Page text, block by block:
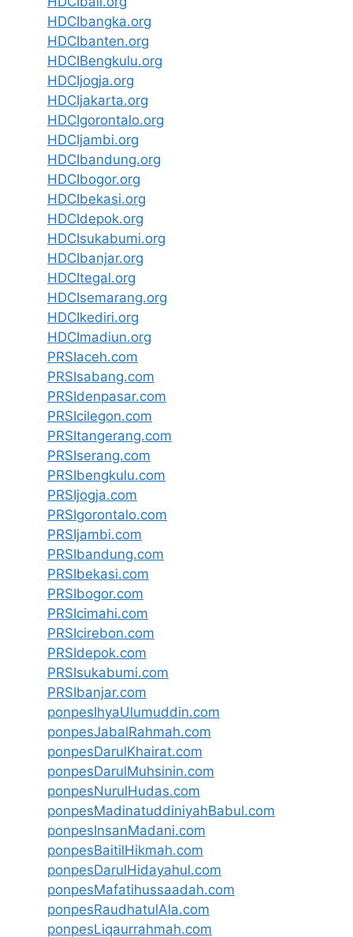
HDCIbangka.org
HDCIbanten.org
HDCIBengkulu.org
HDCIjogja.org
HDCIjakarta.org
HDCIgorontalo.org
HDCIjambi.org
HDCIbandung.org
HDCIbogor.org
HDCIbekasi.org
HDCIdepok.org
HDCIsukabumi.org
HDCIbanjar.org
HDCItegal.org
HDCIsemarang.org
HDCIkediri.org
HDCImadiun.org
PRSIaceh.com
PRSIsabang.com
PRSIdenpasar.com
PRSIcilegon.com
PRSItangerang.com
PRSIserang.com
PRSIbengkulu.com
PRSIjogja.com
PRSIgorontalo.com
PRSIjambi.com
PRSIbandung.com
PRSIbekasi.com
PRSIbogor.com
PRSIcimahi.com
PRSIcirebon.com
PRSIdepok.com
PRSIsukabumi.com
PRSIbanjar.com
ponpesIhyaUlumuddin.com
ponpesJabalRahmah.com
ponpesDarulKhairat.com
ponpesDarulMuhsinin.com
ponpesNurulHudas.com
ponpesMadinatuddiniyahBabul.com
ponpesInsanMadani.com
ponpesBaitilHikmah.com
ponpesDarulHidayahul.com
ponpesMafatihussaadah.com
ponpesRaudhatulAla.com
ponpesLiqaurrahmah.com